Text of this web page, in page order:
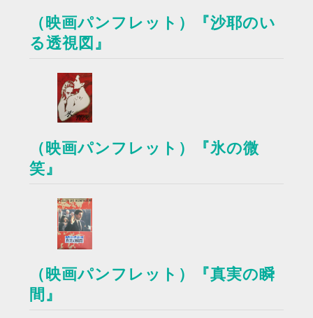
（映画パンフレット）『沙耶のい
る透視図』
（映画パンフレット）『氷の微
笑』
（映画パンフレット）『真実の瞬
間』